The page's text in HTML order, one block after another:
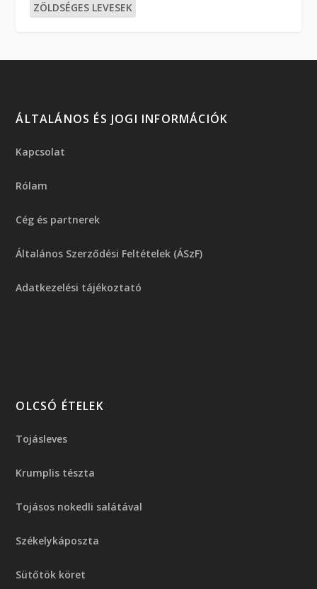
ZÖLDSÉGES LEVESEK
ÁLTALÁNOS ÉS JOGI INFORMÁCIÓK
Kapcsolat
Rólam
Cég és partnerek
Általános Szerződési Feltételek (ÁSzF)
Adatkezelési tájékoztató
OLCSÓ ÉTELEK
Tojásleves
Krumplis tészta
Tojásos nokedli salátával
Székelykáposzta
Sütőtök köret